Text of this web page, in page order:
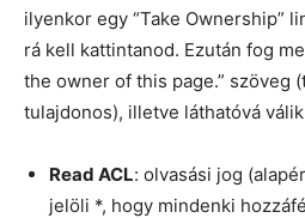
ilyenkor egy “Take Ownership”
rá kell kattintanod. Ezután fog
the owner of this page.” szöveg
tulajdonos), illetve láthatóvá válik
Read ACL: olvasási jog
jelöli *, hogy mindenki